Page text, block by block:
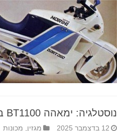
נוסטלגיה: ימאהה BT1100 בולדוג
12 בדצמבר 2025 מגזין, מכונות